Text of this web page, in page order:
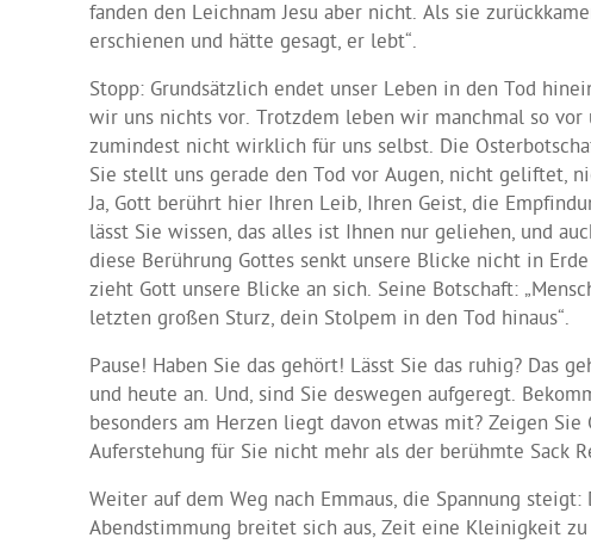
fanden den Leichnam Jesu aber nicht. Als sie
erschienen und hätte gesagt, er lebt“.
Stopp: Grundsätzlich endet unser Leben in den Tod
wir uns nichts vor. Trotzdem leben wir manchmal so vor
zumindest nicht wirklich für uns selbst. Die
Sie stellt uns gerade den Tod vor Augen, nicht geliftet,
Ja, Gott berührt hier Ihren Leib, Ihren Geist, die
lässt Sie wissen, das alles ist Ihnen nur geliehen, und
diese Berührung Gottes senkt unsere Blicke nicht in
zieht Gott unsere Blicke an sich. Seine Botschaft:
letzten großen Sturz, dein Stolpem in den Tod hinaus“.
Pause! Haben Sie das gehört! Lässt Sie das ruhig? Das
und heute an. Und, sind Sie deswegen aufgeregt.
besonders am Herzen liegt davon etwas mit? Zeigen
Auferstehung für Sie nicht mehr als der berühmte Sack
Weiter auf dem Weg nach Emmaus, die Spannung
Abendstimmung breitet sich aus, Zeit eine Kleinigkeit zu